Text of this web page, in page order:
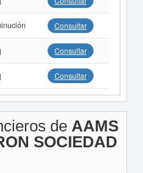
Consultar
Consultar
Consultar
de AAMS
SOCIEDAD